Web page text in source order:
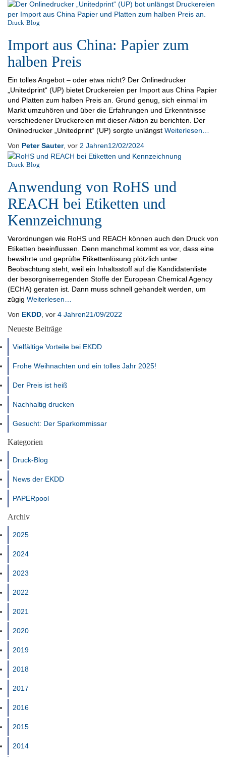
Druck-Blog
Import aus China: Papier zum
halben Preis
Ein tolles Angebot – oder etwa nicht? Der Onlinedrucker
„Unitedprint“ (UP) bietet Druckereien per Import aus China Papier
und Platten zum halben Preis an. Grund genug, sich einmal im
Markt umzuhören und über die Erfahrungen und Erkenntnisse
verschiedener Druckereien mit dieser Aktion zu berichten. Der
Onlinedrucker „Unitedprint“ (UP) sorgte unlängst Weiterlesen…
Von Peter Sauter, vor 2 Jahren12/02/2024
Druck-Blog
Anwendung von RoHS und
REACH bei Etiketten und
Kennzeichnung
Verordnungen wie RoHS und REACH können auch den Druck von
Etiketten beeinflussen. Denn manchmal kommt es vor, dass eine
bewährte und geprüfte Etikettenlösung plötzlich unter
Beobachtung steht, weil ein Inhaltsstoff auf die Kandidatenliste
der besorgniserregenden Stoffe der European Chemical Agency
(ECHA) geraten ist. Dann muss schnell gehandelt werden, um
zügig Weiterlesen…
Von EKDD, vor 4 Jahren21/09/2022
Neueste Beiträge
Vielfältige Vorteile bei EKDD
Frohe Weihnachten und ein tolles Jahr 2025!
Der Preis ist heiß
Nachhaltig drucken
Gesucht: Der Sparkommissar
Kategorien
Druck-Blog
News der EKDD
PAPERpool
Archiv
2025
2024
2023
2022
2021
2020
2019
2018
2017
2016
2015
2014